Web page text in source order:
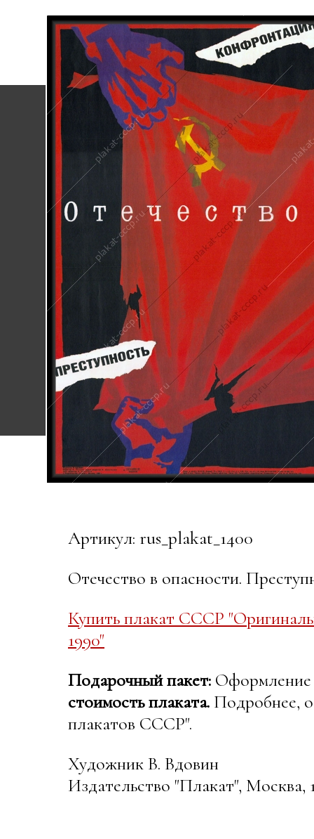
Артикул: rus_plakat_1400
Отечество в опасности.
Купить плакат СССР
1990"
Подарочный пакет: Оформление
стоимость плаката. Подробнее,
плакатов СССР".
Художник В. Вдовин
Издательство "Плакат", Москва,